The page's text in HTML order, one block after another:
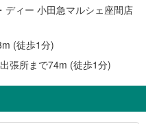
ディー 小田急マルシェ座間店
(徒歩1分)
張所まで74m (徒歩1分)